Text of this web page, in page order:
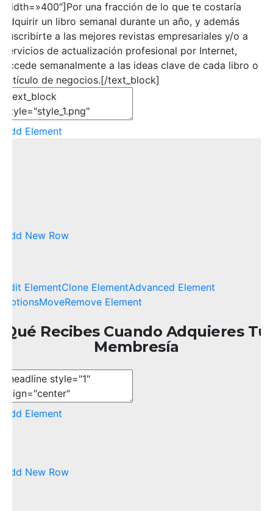
width=»400″]Por una fracción de lo que te costaría
adquirir un libro semanal durante un año, y además
suscribirte a las mejores revistas empresariales y/o a
servicios de actualización profesional por Internet,
accede semanalmente a las ideas clave de cada libro o
artículo de negocios.[/text_block]
Add Element
Add New Row
Edit ElementClone ElementAdvanced Element
OptionsMoveRemove Element
Qué Recibes Cuando Adquieres Tu
Membresía
Add Element
Add New Row